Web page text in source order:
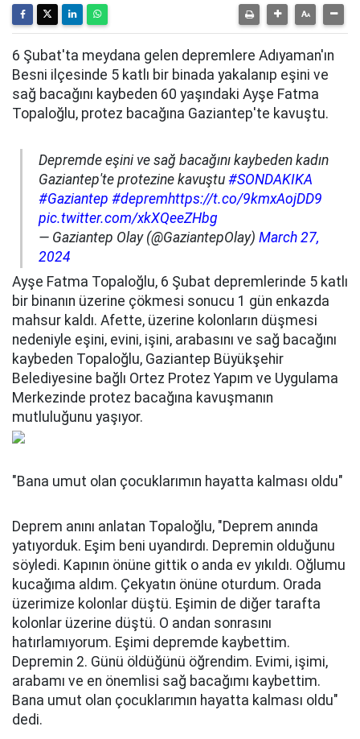
6 Şubat'ta meydana gelen depremlere Adıyaman'ın
Besni ilçesinde 5 katlı bir binada yakalanıp eşini ve
sağ bacağını kaybeden 60 yaşındaki Ayşe Fatma
Topaloğlu, protez bacağına Gaziantep'te kavuştu.
Depremde eşini ve sağ bacağını kaybeden kadın
Gaziantep'te protezine kavuştu #SONDAKIKA
#Gaziantep #depremhttps://t.co/9kmxAojDD9
pic.twitter.com/xkXQeeZHbg
— Gaziantep Olay (@GaziantepOlay) March 27,
2024
Ayşe Fatma Topaloğlu, 6 Şubat depremlerinde 5 katlı
bir binanın üzerine çökmesi sonucu 1 gün enkazda
mahsur kaldı. Afette, üzerine kolonların düşmesi
nedeniyle eşini, evini, işini, arabasını ve sağ bacağını
kaybeden Topaloğlu, Gaziantep Büyükşehir
Belediyesine bağlı Ortez Protez Yapım ve Uygulama
Merkezinde protez bacağına kavuşmanın
mutluluğunu yaşıyor.
"Bana umut olan çocuklarımın hayatta kalması oldu"
Deprem anını anlatan Topaloğlu, "Deprem anında
yatıyorduk. Eşim beni uyandırdı. Depremin olduğunu
söyledi. Kapının önüne gittik o anda ev yıkıldı. Oğlumu
kucağıma aldım. Çekyatın önüne oturdum. Orada
üzerimize kolonlar düştü. Eşimin de diğer tarafta
kolonlar üzerine düştü. O andan sonrasını
hatırlamıyorum. Eşimi depremde kaybettim.
Depremin 2. Günü öldüğünü öğrendim. Evimi, işimi,
arabamı ve en önemlisi sağ bacağımı kaybettim.
Bana umut olan çocuklarımın hayatta kalması oldu"
dedi.